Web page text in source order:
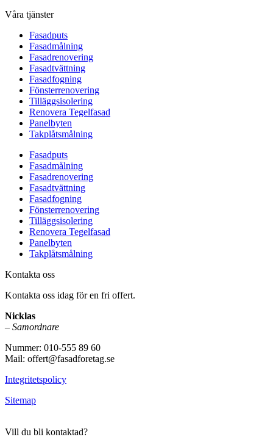
Våra tjänster
Fasadputs
Fasadmålning
Fasadrenovering
Fasadtvättning
Fasadfogning
Fönsterrenovering
Tilläggsisolering
Renovera Tegelfasad
Panelbyten
Takplåtsmålning
Fasadputs
Fasadmålning
Fasadrenovering
Fasadtvättning
Fasadfogning
Fönsterrenovering
Tilläggsisolering
Renovera Tegelfasad
Panelbyten
Takplåtsmålning
Kontakta oss
Kontakta oss idag för en fri offert.
Nicklas
– Samordnare
Nummer: 010-555 89 60
Mail: offert@fasadforetag.se
Integritetspolicy
Sitemap
Vill du bli kontaktad?